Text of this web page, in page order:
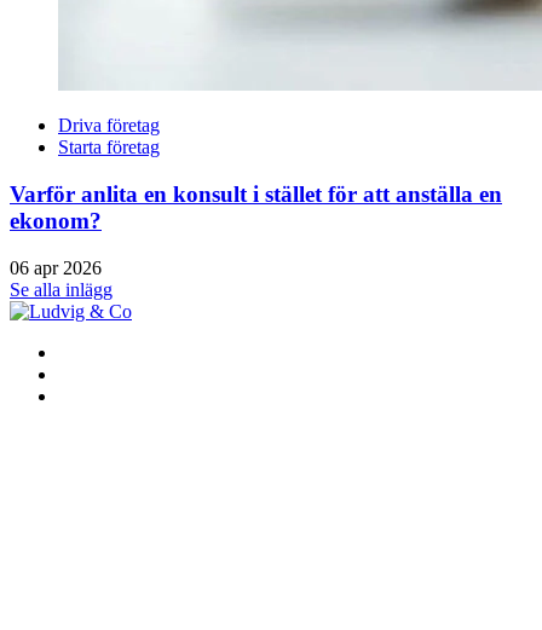
Driva företag
Starta företag
Varför anlita en konsult i stället för att anställa en
ekonom?
06 apr 2026
Se alla inlägg